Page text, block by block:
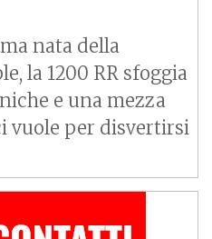
nata della
la 1200 RR sfoggia
e una mezza
vuole per disvertirsi